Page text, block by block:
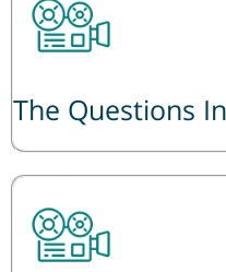
The Questions